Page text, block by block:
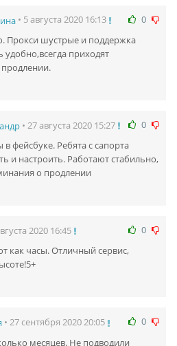
0
• 5 августа 2020 16:13
Прокси шустрые и поддержка
приходят
0
• 27 августа 2020 15:27
в фейсбуке. Ребята с сапорта
и настроить. Работают стабильно,
о продлении
0
2020 16:45
как часы. Отличный сервис,
0
• 27 сентября 2020 20:05
месяцев. Не подводили